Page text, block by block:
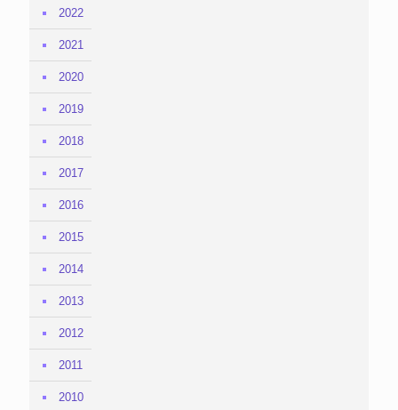
2022
2021
2020
2019
2018
2017
2016
2015
2014
2013
2012
2011
2010